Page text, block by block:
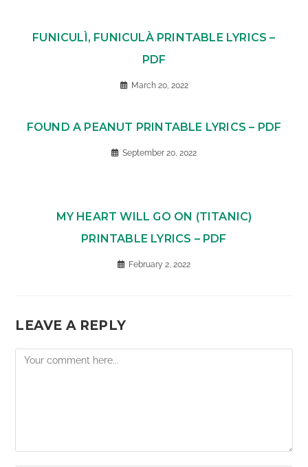
FUNICULÌ, FUNICULÀ PRINTABLE LYRICS –
PDF
March 20, 2022
FOUND A PEANUT PRINTABLE LYRICS – PDF
September 20, 2022
MY HEART WILL GO ON (TITANIC)
PRINTABLE LYRICS – PDF
February 2, 2022
LEAVE A REPLY
Comment